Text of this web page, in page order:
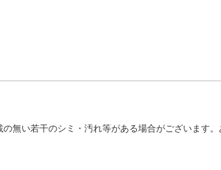
の無い若干のシミ・汚れ等がある場合がございます